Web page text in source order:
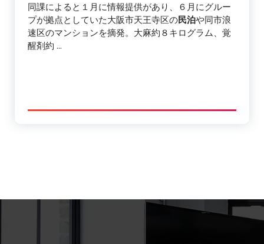
同課によると１月に情報提供があり、６月にグルー
プが拠点としていた大阪市天王寺区の民泊や同市浪
速区のマンションを摘発。大麻約８キログラム、覚
醒剤約 …